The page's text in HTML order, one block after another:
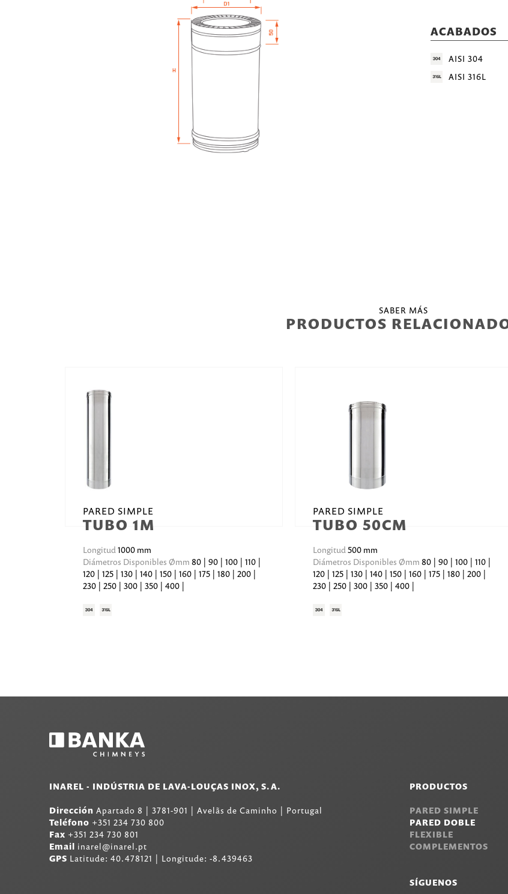
ACABADOS
AISI 304
AISI 316L
SABER MÁS
PRODUCTOS
PARED SIMPLE
TUBO 1M
Longitud1000 mm
Diámetros Disponibles Ømm 80 | 90 | 100 | 110 |
120 | 125 | 130 | 140 | 150 | 160 | 175 | 180 | 200 |
230 | 250 | 300 | 350 | 400 |
PARED SIMPLE
TUBO 50CM
Longitud500 mm
Diámetros Disponibles Ømm 80 | 90 | 100 | 110 |
120 | 125 | 130 | 140 | 150 | 160 | 175 | 180 | 200 |
230 | 250 | 300 | 350 | 400 |
INAREL - INDÚSTRIA DE LAVA-LOUÇAS INOX, S.A.
Dirección Apartado 8 | 3781-901 | Avelãs de Caminho | Portugal
Teléfono +351 234 730 800
Fax +351 234 730 801
Email inarel@inarel.pt
GPS Latitude: 40.478121 | Longitude: -8.439463
PRODUCTOS
PARED SIMPLE
PARED DOBLE
FLEXIBLE
COMPLEMENTOS
SÍGUENOS